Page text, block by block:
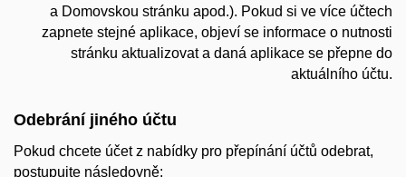
a Domovskou stránku apod.). Pokud si ve více účtech
zapnete stejné aplikace, objeví se informace o nutnosti
stránku aktualizovat a daná aplikace se přepne do
aktuálního účtu.
Odebrání jiného účtu
Pokud chcete účet z nabídky pro přepínání účtů odebrat,
postupujte následovně: